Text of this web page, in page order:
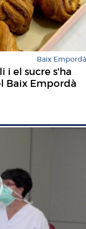
Baix Empordà
i el sucre s'ha
Baix Empordà